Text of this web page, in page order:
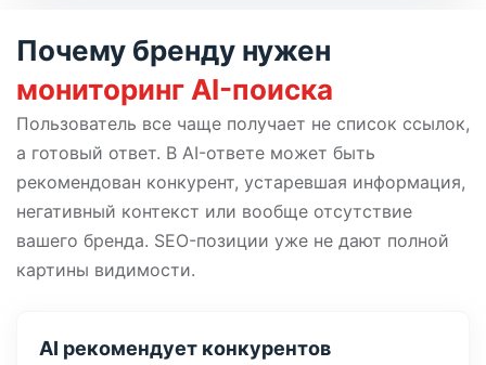
Почему бренду нужен
мониторинг AI-поиска
Пользователь все чаще получает не список ссылок,
а готовый ответ. В AI-ответе может быть
рекомендован конкурент, устаревшая информация,
негативный контекст или вообще отсутствие
вашего бренда. SEO-позиции уже не дают полной
картины видимости.
AI рекомендует конкурентов